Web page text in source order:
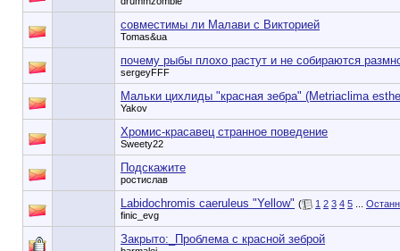
совместимы ли Малави с Викторией
Tomas&ua
почему рыбы плохо растут и не собираются
sergeyFFF
Мальки цихлиды "красная зебра" (Metriaclima
Yakov
Хромис-красавец странное поведение
Sweety22
Подскажите
ростислав
Labidochromis caeruleus "Yellow" ( 1 2 3 4 5
finic_evg
Закрыто:_ Проблема с красной зеброй